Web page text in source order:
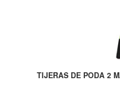
TIJERAS DE PODA 2